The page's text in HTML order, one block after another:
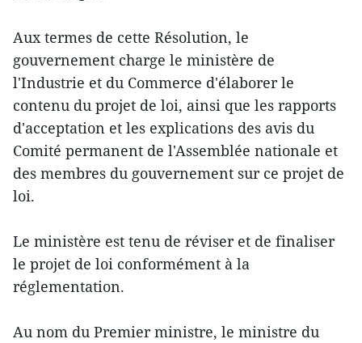
Aux termes de cette Résolution, le
gouvernement charge le ministère de
l'Industrie et du Commerce d'élaborer le
contenu du projet de loi, ainsi que les rapports
d'acceptation et les explications des avis du
Comité permanent de l'Assemblée nationale et
des membres du gouvernement sur ce projet de
loi.
Le ministère est tenu de réviser et de finaliser
le projet de loi conformément à la
réglementation.
Au nom du Premier ministre, le ministre du